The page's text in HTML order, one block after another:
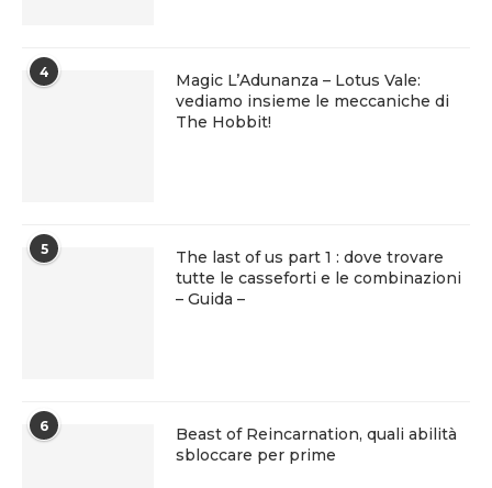
4
Magic L’Adunanza – Lotus Vale:
vediamo insieme le meccaniche di
The Hobbit!
5
The last of us part 1 : dove trovare
tutte le casseforti e le combinazioni
– Guida –
6
Beast of Reincarnation, quali abilità
sbloccare per prime